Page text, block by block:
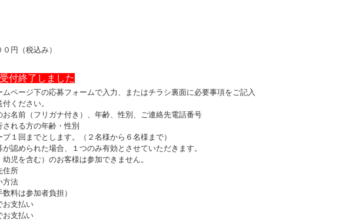
員
費
（税込み）
受付終了しました
ージ下の応募フォームで入力、またはチラシ裏面に必要事項をご記入
ください。
前（フリガナ付き）、年齢、性別、ご連絡先電話番号
れる方の年齢・性別
までとします。（２名様から６名様まで）
められた場合、１つのみ有効とさせていただきます。
を含む）のお客様は参加できません。
所
法
参加者負担）
支払い
支払い